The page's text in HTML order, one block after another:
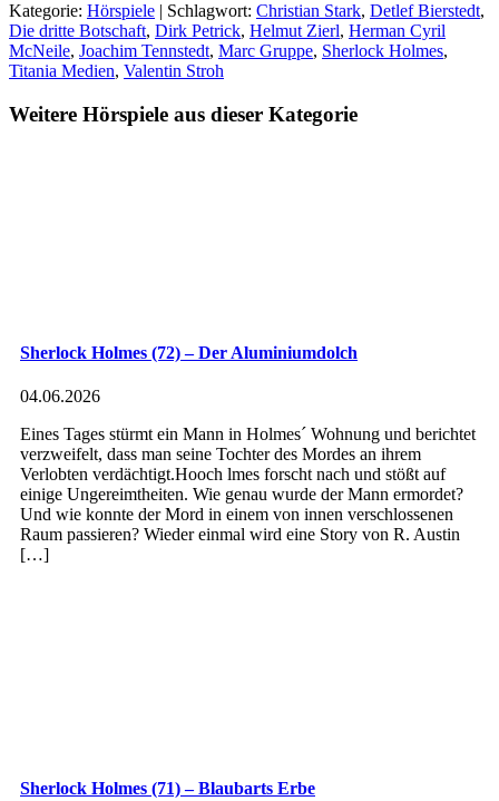
Kategorie: Hörspiele | Schlagwort: Christian Stark, Detlef Bierstedt,
Die dritte Botschaft, Dirk Petrick, Helmut Zierl, Herman Cyril
McNeile, Joachim Tennstedt, Marc Gruppe, Sherlock Holmes,
Titania Medien, Valentin Stroh
Weitere Hörspiele aus dieser Kategorie
Sherlock Holmes (72) – Der Aluminiumdolch
04.06.2026
Eines Tages stürmt ein Mann in Holmes´ Wohnung und berichtet
verzweifelt, dass man seine Tochter des Mordes an ihrem
Verlobten verdächtigt.Hooch lmes forscht nach und stößt auf
einige Ungereimtheiten. Wie genau wurde der Mann ermordet?
Und wie konnte der Mord in einem von innen verschlossenen
Raum passieren? Wieder einmal wird eine Story von R. Austin
[…]
Sherlock Holmes (71) – Blaubarts Erbe